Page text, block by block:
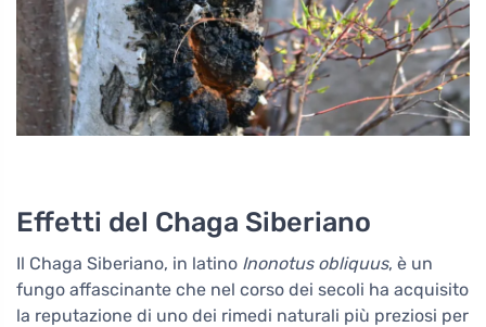
Effetti del Chaga Siberiano
Il Chaga Siberiano, in latino Inonotus obliquus, è un
fungo affascinante che nel corso dei secoli ha acquisito
la reputazione di uno dei rimedi naturali più preziosi per